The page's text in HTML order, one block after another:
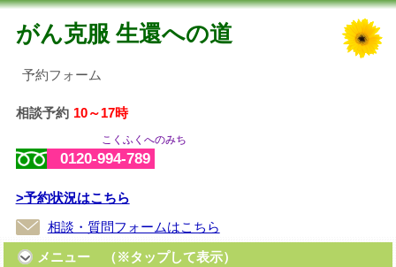
がん克服 生還への道
予約フォーム
相談予約 10～17時
こくふくへのみち
0120-994-789
>予約状況はこちら
相談・質問フォームはこちら
メニュー （※タップして表示）